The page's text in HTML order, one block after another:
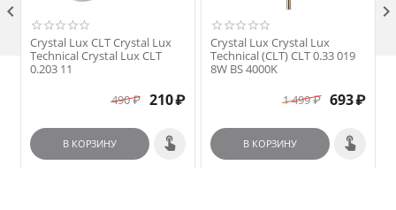
Crystal Lux CLT Crystal Lux
Technical Crystal Lux CLT
0.203 11
490₽ 210₽
В КОРЗИНУ
Crystal Lux Crystal Lux
Technical (CLT) CLT 0.33 019
8W BS 4000K
1 499₽ 693₽
В КОРЗИНУ
 